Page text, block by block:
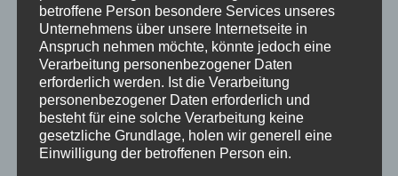
SCHÜLERTANZKURSE 2023/24
vonSteffen Braun|Sep. 21, 2023|Jugendkurse,
Tanzkurse
betroffene Person besondere Services unseres
Unternehmens über unsere Internetseite in
Anspruch nehmen möchte, könnte jedoch eine
Verarbeitung personenbezogener Daten
erforderlich werden. Ist die Verarbeitung
personenbezogener Daten erforderlich und
besteht für eine solche Verarbeitung keine
gesetzliche Grundlage, holen wir generell eine
Einwilligung der betroffenen Person ein.